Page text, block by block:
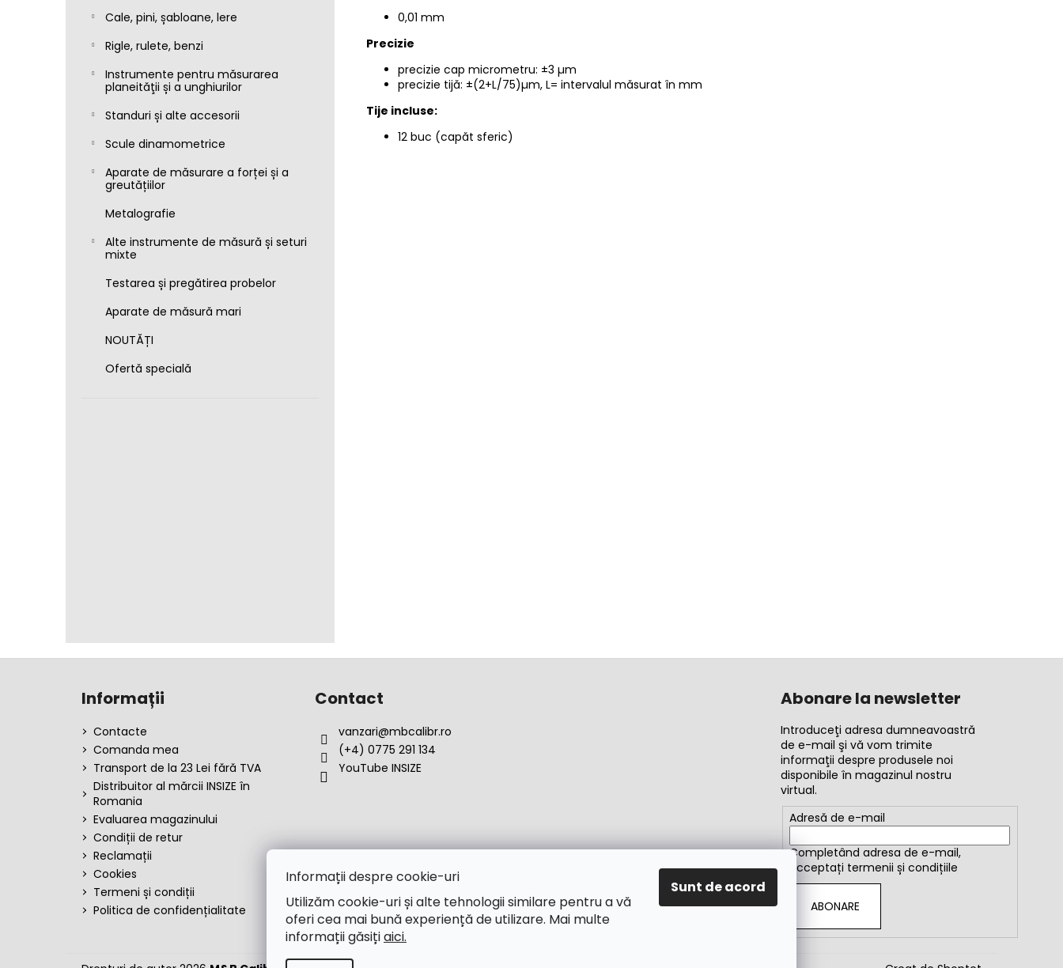
Informații despre cookie-uri
Utilizăm cookie-uri și alte tehnologii similare pentru a vă
oferi cea mai bună experiență de utilizare. Mai multe
informații găsițiaici.
Sunt de acord
Cale, pini, șabloane, lere
Rigle, rulete, benzi
Instrumente pentru măsurarea
planeităţii și a unghiurilor
Standuri și alte accesorii
Scule dinamometrice
Aparate de măsurare a forței și a
greutățiilor
Metalografie
Alte instrumente de măsură și seturi
mixte
Testarea și pregătirea probelor
Aparate de măsură mari
NOUTĂȚI
Ofertă specială
0,01 mm
Precizie
precizie cap micrometru: ±3 µm
precizie tijă: ±(2+L/75)µm, L= intervalul măsurat în mm
Tije incluse:
12 buc (capăt sferic)
Informații
Contacte
Comanda mea
Transport de la 23 Lei fără TVA
Distribuitor al mărcii INSIZE în
Romania
Evaluarea magazinului
Condiții de retur
Reclamații
Cookies
Termeni și condiții
Politica de confidențialitate
Contact
vanzari@mbcalibr.ro
(+4) 0775 291 134
YouTube INSIZE
Abonare la newsletter
Introduceţi adresa dumneavoastră
de e-mail şi vă vom trimite
informaţii despre produsele noi
disponibile în magazinul nostru
virtual.
Adresă de e-mail
Completând adresa de e-mail,
acceptați termenii și condițiile
ABONARE